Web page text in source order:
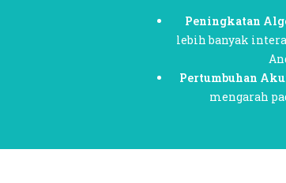
Peningkatan
lebih banyak
Pertumbuhan
mengarah